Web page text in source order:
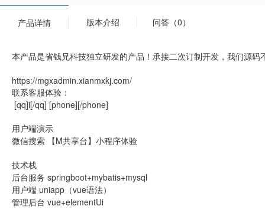
产品详情 版本介绍 问答（0）
本产品是省钱兄科技独立研发的产品！承接二次订制开发，我们源
https://mgxadmin.xianmxkj.com/
联系客服体验：
[qq]i[/qq] [phone][/phone]
用户端演示
微信搜索 【M共享台】小程序体验
技术栈
后台服务 springboot+mybatis+mysql
用户端 uniapp（vue语法）
管理后台 vue+elementUi